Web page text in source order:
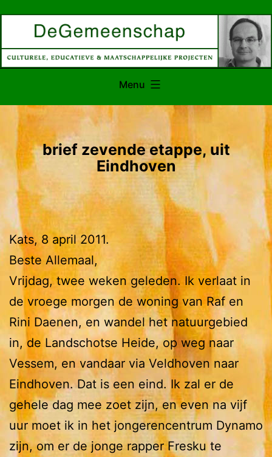
de
inhoud
Menu
brief zevende etappe, uit
Eindhoven
Kats, 8 april 2011.
Beste Allemaal,
Vrijdag, twee weken geleden. Ik verlaat in
de vroege morgen de woning van Raf en
Rini Daenen, en wandel het natuurgebied
in, de Landschotse Heide, op weg naar
Vessem, en vandaar via Veldhoven naar
Eindhoven. Dat is een eind. Ik zal er de
gehele dag mee zoet zijn, en even na vijf
uur moet ik in het jongerencentrum Dynamo
zijn, om er de jonge rapper Fresku te